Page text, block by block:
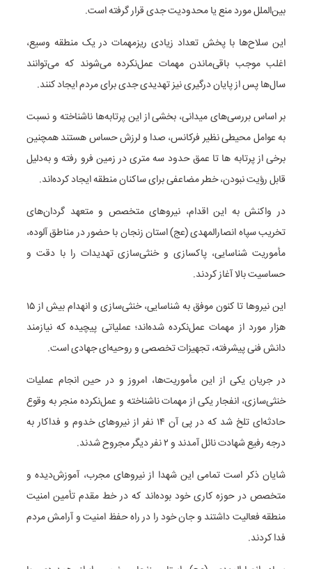
بین‌الملل مورد منع یا محدودیت جدی قرار گرفته‌ است.
این سلاح‌ها با پخش تعداد زیادی ریزمهمات در یک منطقه وسیع،
اغلب موجب باقی‌ماندن مهمات عمل‌نکرده می‌شوند که می‌توانند
سال‌ها پس از پایان درگیری نیز تهدیدی جدی برای مردم ایجاد کنند.
بر اساس بررسی‌های میدانی، بخشی از این پرتابه‌ها ناشناخته و نسبت
به عوامل محیطی نظیر فرکانس، صدا و لرزش حساس هستند همچنین
برخی از پرتابه ها تا عمق حدود سه متری در زمین فرو رفته و به‌دلیل
قابل رؤیت نبودن، خطر مضاعفی برای ساکنان منطقه ایجاد کرده‌اند.
در واکنش به این اقدام، نیروهای متخصص و متعهد گردان‌های
تخریب سپاه انصارالمهدی (عج) استان زنجان با حضور در مناطق آلوده،
مأموریت شناسایی، پاکسازی و خنثی‌سازی تهدیدات را با دقت و
حساسیت بالا آغاز کردند.
این نیروها تا کنون موفق به شناسایی، خنثی‌سازی و انهدام بیش از ۱۵
هزار مورد از مهمات عمل‌نکرده شده‌اند؛ عملیاتی پیچیده که نیازمند
دانش فنی پیشرفته، تجهیزات تخصصی و روحیه‌ای جهادی است.
در جریان یکی از این مأموریت‌ها، امروز و در حین انجام عملیات
خنثی‌سازی، انفجار یکی از مهمات ناشناخته و عمل‌نکرده منجر به وقوع
حادثه‌ای تلخ شد که در پی آن ۱۴ نفر از نیروهای خدوم و فداکار به
درجه رفیع شهادت نائل آمدند و ۲ نفر دیگر مجروح شدند.
شایان ذکر است تمامی این شهدا از نیروهای مجرب، آموزش‌دیده و
متخصص در حوزه کاری خود بوده‌اند که در خط مقدم تأمین امنیت
منطقه فعالیت داشتند و جان خود را در راه حفظ امنیت و آرامش مردم
فدا کردند.